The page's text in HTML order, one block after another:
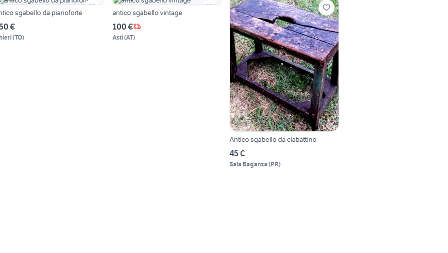
sgabello da pianoforte
€
(TO)
antico sgabello vintage
100 €
Asti(AT)
Antico sgabello da ciabattino
45 €
Sala Baganza (PR)